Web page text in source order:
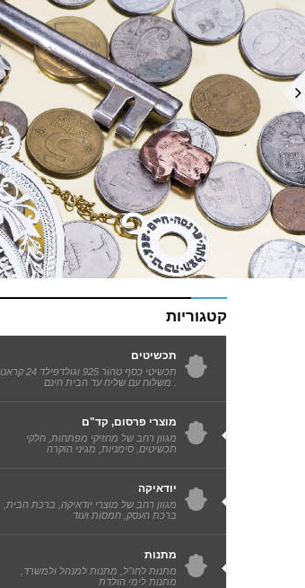
קטגוריות
תכשיטים
תכשיטי כסף טהור 925 וגולדפילד 24 קראט
. משלוח עם שליח עד הבית חינם
מוצרי פרסום, קד"ם
מגוון רחב של מחזיקי מפתחות, חלקי
תכשיטים, סימניות, מגיני הוקרה
יודאיקה
מגוון רחב של מוצרי יודאיקה, ברכת הבית,
ברכת העסק, חמסות ועוד
מתנות
מתנות לחו"ל, מתנות למנהל ולמשרד,
מתנות לימי הולדת